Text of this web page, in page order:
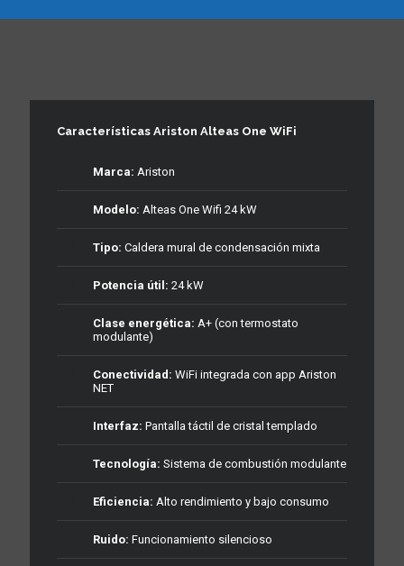
Características Ariston Alteas One WiFi
Marca: Ariston
Modelo: Alteas One Wifi 24 kW
Tipo: Caldera mural de condensación mixta
Potencia útil: 24 kW
Clase energética: A+ (con termostato
modulante)
Conectividad: WiFi integrada con app Ariston
NET
Interfaz: Pantalla táctil de cristal templado
Tecnología: Sistema de combustión modulante
Eficiencia: Alto rendimiento y bajo consumo
Ruido: Funcionamiento silencioso